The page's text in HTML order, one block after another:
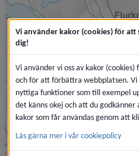
Vi använder kakor (cookies) för
dig!
Vi använder vi oss av kakor
och för att förbättra webbplatsen. Vi
nyttiga funktioner som till exempel
det känns okej och att du godkänner
kakor som får användas genom att
Läs gärna mer i vår cookiepolicy